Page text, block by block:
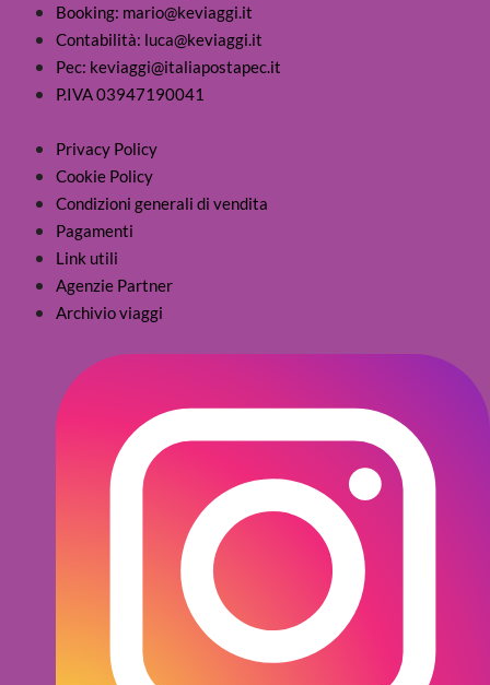
Booking: mario@keviaggi.it
Contabilità: luca@keviaggi.it
Pec: keviaggi@italiapostapec.it
P.IVA 03947190041
Privacy Policy
Cookie Policy
Condizioni generali di vendita
Pagamenti
Link utili
Agenzie Partner
Archivio viaggi